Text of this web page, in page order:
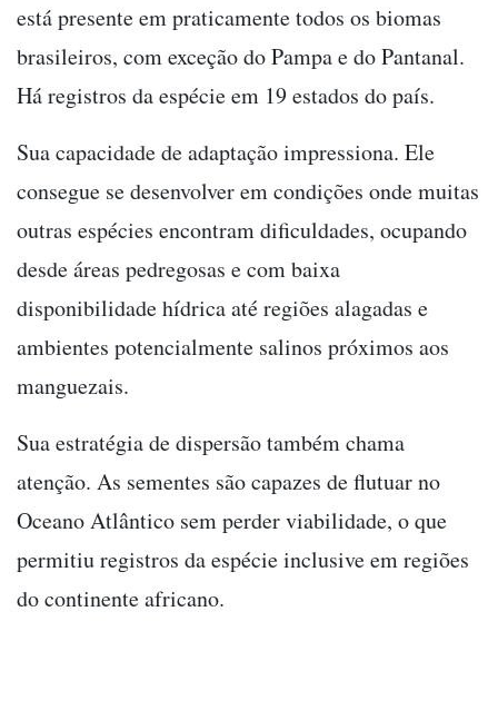
está presente em praticamente todos os biomas
brasileiros, com exceção do Pampa e do Pantanal.
Há registros da espécie em 19 estados do país.
Sua capacidade de adaptação impressiona. Ele
consegue se desenvolver em condições onde muitas
outras espécies encontram dificuldades, ocupando
desde áreas pedregosas e com baixa
disponibilidade hídrica até regiões alagadas e
ambientes potencialmente salinos próximos aos
manguezais.
Sua estratégia de dispersão também chama
atenção. As sementes são capazes de flutuar no
Oceano Atlântico sem perder viabilidade, o que
permitiu registros da espécie inclusive em regiões
do continente africano.